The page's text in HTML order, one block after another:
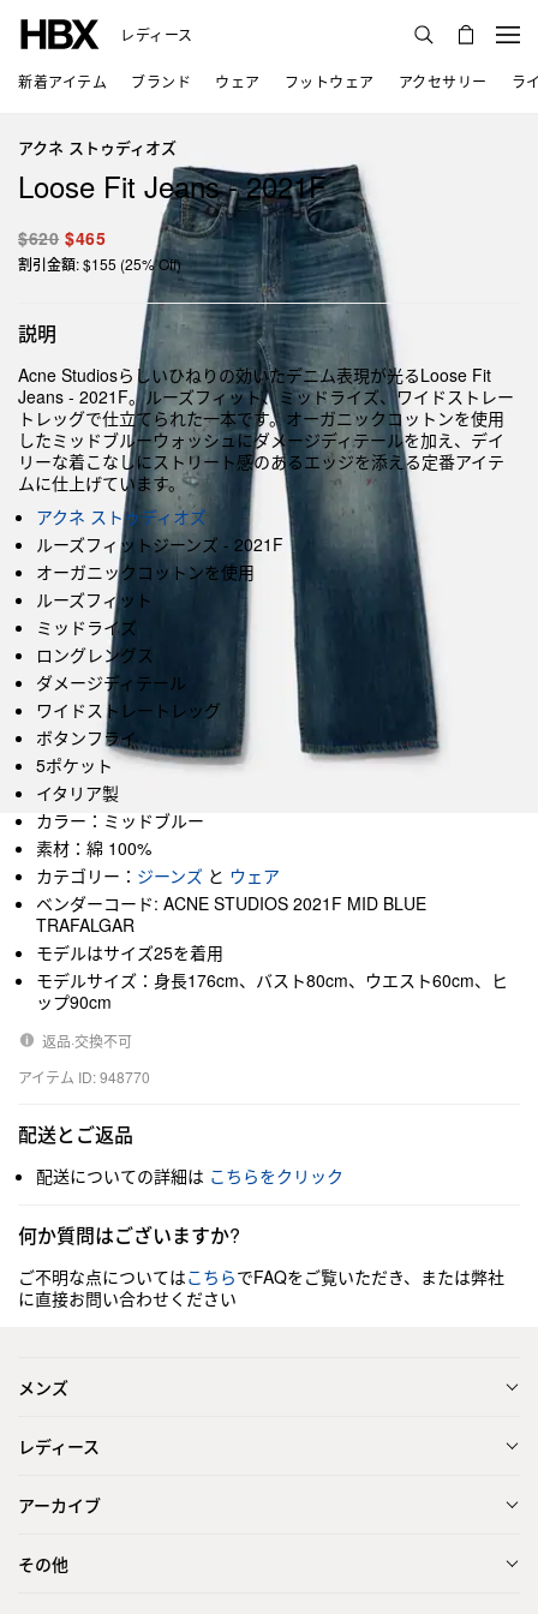
レディース
新着アイテム ブランド ウェア フットウェア アクセサリー ラ
アクネ ストゥディオズ
Loose Fit Jeans - 2021F
$620 $465
割引金額: $155 (25% Off)
説明
Acne Studiosらしいひねりの効いたデニム表現が光るLoose Fit
Jeans - 2021F。ルーズフィット、ミッドライズ、ワイドストレー
トレッグで仕立てられた一本です。オーガニックコットンを使用
したミッドブルーウォッシュにダメージディテールを加え、デイ
リーな着こなしにストリート感のあるエッジを添える定番アイテ
ムに仕上げています。
アクネ ストゥディオズ
ルーズフィットジーンズ - 2021F
オーガニックコットンを使用
ルーズフィット
ミッドライズ
ロングレングス
ダメージディテール
ワイドストレートレッグ
ボタンフライ
5ポケット
イタリア製
カラー：ミッドブルー
素材：綿 100%
カテゴリー： ジーンズ と ウェア
ベンダーコード: ACNE STUDIOS 2021F MID BLUE
TRAFALGAR
モデルはサイズ25を着用
モデルサイズ：身長176cm、バスト80cm、ウエスト60cm、ヒ
ップ90cm
返品·交換不可
アイテム ID: 948770
配送とご返品
配送についての詳細は こちらをクリック
何か質問はございますか?
ご不明な点についてはこちらでFAQをご覧いただき、または弊社
に直接お問い合わせください
メンズ
レディース
アーカイブ
その他